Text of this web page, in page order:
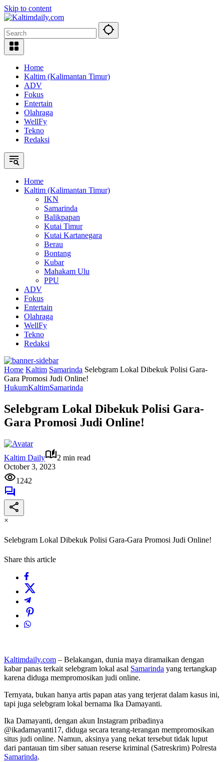
Skip to content
Home
Kaltim (Kalimantan Timur)
ADV
Fokus
Entertain
Olahraga
WellFy
Tekno
Redaksi
Home
Kaltim (Kalimantan Timur)
IKN
Samarinda
Balikpapan
Kutai Timur
Kutai Kartanegara
Berau
Bontang
Kubar
Mahakam Ulu
PPU
ADV
Fokus
Entertain
Olahraga
WellFy
Tekno
Redaksi
Home Kaltim Samarinda Selebgram Lokal Dibekuk Polisi Gara-
Gara Promosi Judi Online!
HukumKaltimSamarinda
Selebgram Lokal Dibekuk Polisi Gara-
Gara Promosi Judi Online!
Kaltim Daily
2 min read
October 3, 2023
1242
×
Selebgram Lokal Dibekuk Polisi Gara-Gara Promosi Judi Online!
Share this article
Kaltimdaily.com – Belakangan, dunia maya diramaikan dengan
kabar panas terkait selebgram lokal asal Samarinda yang tertangkap
karena diduga mempromosikan judi online.
Ternyata, bukan hanya artis papan atas yang terjerat dalam kasus ini,
tapi juga selebgram lokal bernama Ika Damayanti.
Ika Damayanti, dengan akun Instagram pribadinya
@ikadamayanti17, diduga secara terang-terangan mempromosikan
situs judi online. Namun, aksinya yang nekat tersebut tidak luput
dari pantauan tim siber satuan reserse kriminal (Satreskrim) Polresta
Samarinda.